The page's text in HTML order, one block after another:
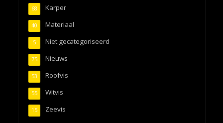
Karper
68
Materiaal
40
Niet gecategoriseerd
5
Nieuws
75
Roofvis
53
Witvis
55
Zeevis
15